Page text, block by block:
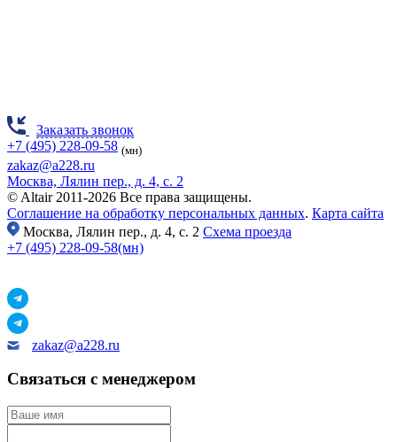
Заказать звонок
+7 (495) 228-09-58 (мн)
zakaz@a228.ru
Москва, Лялин пер., д. 4, с. 2
© Altair 2011-2026 Все права защищены.
Соглашение на обработку персональных данных. Карта сайта
Москва, Лялин пер., д. 4, с. 2 Схема проезда
+7 (495) 228-09-58(мн)
zakaz@a228.ru
Связаться с менеджером